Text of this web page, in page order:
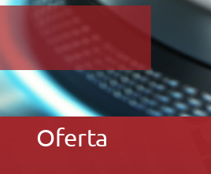
Oferta